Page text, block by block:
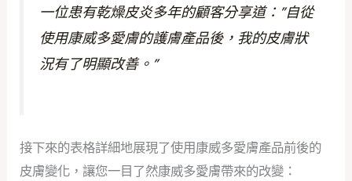
一位患有乾燥皮炎多年的顧客分享道：”自從
使用康威多愛膚的護膚產品後，我的皮膚狀
況有了明顯改善。”
接下來的表格詳細地展現了使用康威多愛膚產品前後的
皮膚變化，讓您一目了然康威多愛膚帶來的改變：